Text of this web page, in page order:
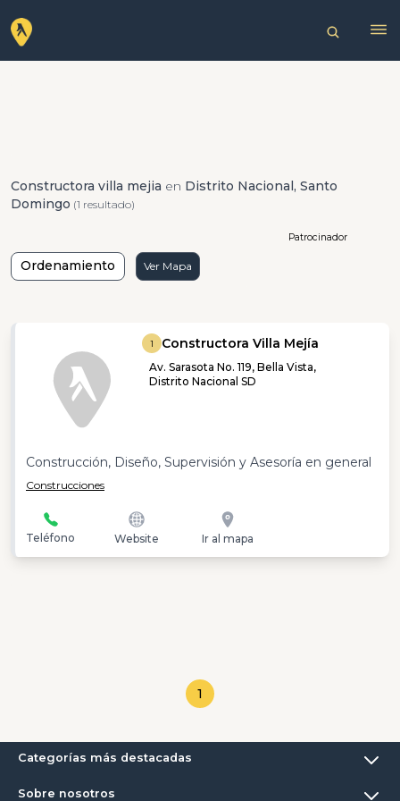
Constructora villa mejia en Distrito Nacional, Santo
Domingo (1 resultado)
Ordenamiento Ver Mapa
Patrocinador
1 Constructora Villa Mejía
Av. Sarasota No. 119, Bella Vista,
Distrito Nacional SD
Construcción, Diseño, Supervisión y Asesoría en general
Construcciones
Teléfono Website Ir al mapa
1
Categorías más destacadas
Sobre nosotros